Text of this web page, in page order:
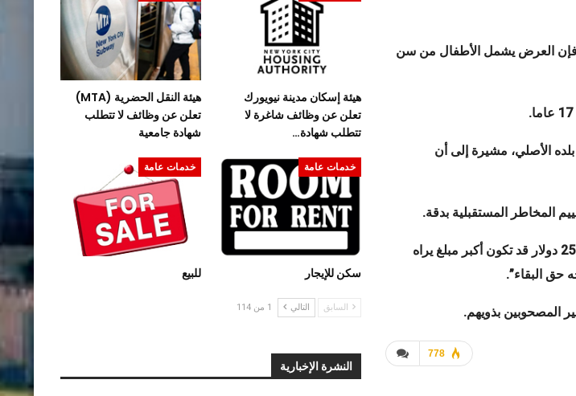
فإن العرض يشمل الأطفال من سن
.
الأصلي، مشيرة إلى أن
المخاطر المستقبلية بدقة.
من جهتها، قالت المحامية ميليسا آدامسون من “المركز الوطني لقانون الشباب” إن “2500 دولار قد تكون أكبر مبلغ يراه
حق البقاء”.
المصحوبين بذويهم.
778
هيئة إسكان مدينة نيويورك
تعلن عن وظائف شاغرة لا
تتطلب شهادة…
هيئة النقل الحضرية (MTA)
تعلن عن وظائف لا تتطلب
شهادة جامعية
خدمات عامة
سكن للإيجار
خدمات عامة
للبيع
السابق التالي 1 من 114
النشرة الإخبارية